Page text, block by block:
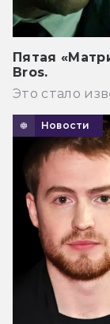
Пятая
Bros.
Это стало
Новости